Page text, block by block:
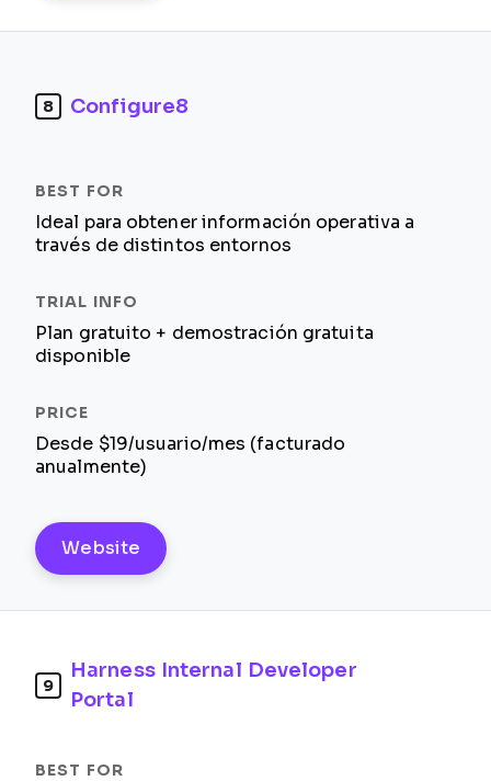
8 Configure8
Ideal para obtener información operativa a
través de distintos entornos
Plan gratuito + demostración gratuita
disponible
Desde $19/usuario/mes (facturado
anualmente)
Website
9
Harness Internal Developer
Portal